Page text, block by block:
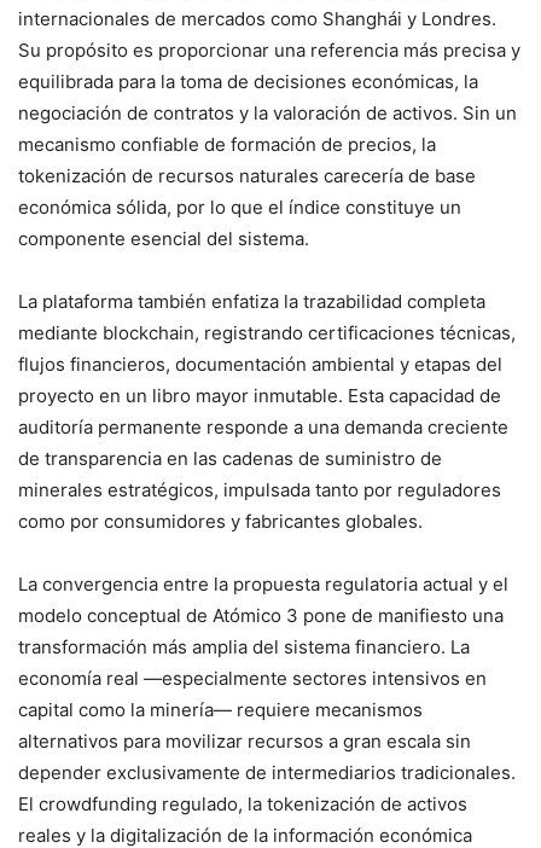
internacionales de mercados como Shanghái y Londres.
Su propósito es proporcionar una referencia más precisa y
equilibrada para la toma de decisiones económicas, la
negociación de contratos y la valoración de activos. Sin un
mecanismo confiable de formación de precios, la
tokenización de recursos naturales carecería de base
económica sólida, por lo que el índice constituye un
componente esencial del sistema.
La plataforma también enfatiza la trazabilidad completa
mediante blockchain, registrando certificaciones técnicas,
flujos financieros, documentación ambiental y etapas del
proyecto en un libro mayor inmutable. Esta capacidad de
auditoría permanente responde a una demanda creciente
de transparencia en las cadenas de suministro de
minerales estratégicos, impulsada tanto por reguladores
como por consumidores y fabricantes globales.
La convergencia entre la propuesta regulatoria actual y el
modelo conceptual de Atómico 3 pone de manifiesto una
transformación más amplia del sistema financiero. La
economía real —especialmente sectores intensivos en
capital como la minería— requiere mecanismos
alternativos para movilizar recursos a gran escala sin
depender exclusivamente de intermediarios tradicionales.
El crowdfunding regulado, la tokenización de activos
reales y la digitalización de la información económica